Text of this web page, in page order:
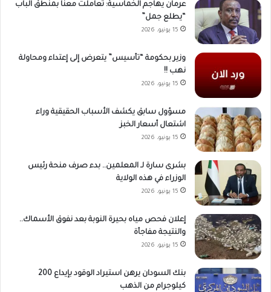
عرمان يهاجم الخماسية: تعاملت معنا بمنطق الباب
“يطلع جمل”
15 يونيو، 2026
وزير بحكومة “تأسيس” يتعرض إلى إعتداء ومحاولة
نهب !!
15 يونيو، 2026
مسؤول سابق يكشف الأسباب الحقيقية وراء
اشتعال أسعار الخبز
15 يونيو، 2026
بشرى سارة لـ المعلمين.. بدء صرف منحة رئيس
الوزراء في هذه الولاية
15 يونيو، 2026
إعلان فحص مياه بحيرة النوبة بعد نفوق الأسماك..
والنتيجة مفاجأة
15 يونيو، 2026
بنك السودان يرهن استيراد الوقود بإيداع 200
كيلوجرام من الذهب